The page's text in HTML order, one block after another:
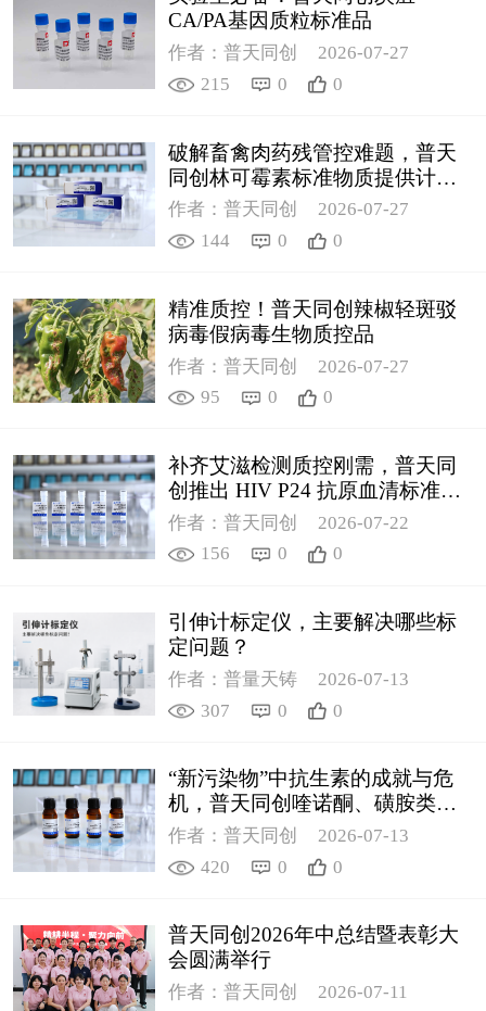
CA/PA基因质粒标准品
作者：普天同创
2026-07-27
215
0 0
破解畜禽肉药残管控难题，普天
同创林可霉素标准物质提供计量
支撑
作者：普天同创
2026-07-27
144
0 0
精准质控！普天同创辣椒轻斑驳
病毒假病毒生物质控品
作者：普天同创
2026-07-27
95
0 0
补齐艾滋检测质控刚需，普天同
创推出 HIV P24 抗原血清标准物
质
作者：普天同创
2026-07-22
156
0 0
引伸计标定仪，主要解决哪些标
定问题？
作者：普量天铸
2026-07-13
307
0 0
“新污染物”中抗生素的成就与危
机，普天同创喹诺酮、磺胺类质
控新品筑牢环境安全防线
作者：普天同创
2026-07-13
420
0 0
普天同创2026年中总结暨表彰大
会圆满举行
作者：普天同创
2026-07-11